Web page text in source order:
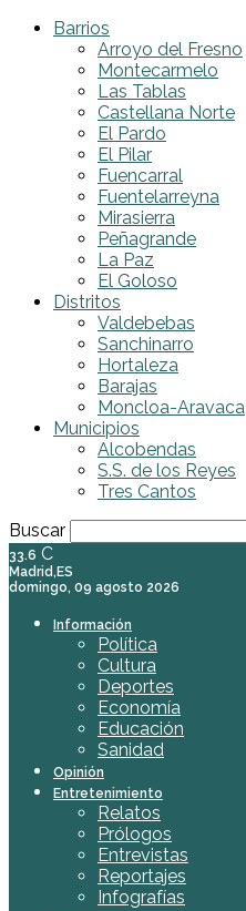
Barrios
Arroyo del Fresno
Montecarmelo
Las Tablas
Castellana Norte
El Pardo
El Pilar
Fuencarral
Fuentelarreyna
Mirasierra
Peñagrande
La Paz
El Goloso
Distritos
Valdebebas
Sanchinarro
Hortaleza
Barajas
Moncloa-Aravaca
Municipios
Alcobendas
S.S. de los Reyes
Tres Cantos
Buscar
33.6 C
Madrid,ES
domingo, 09 agosto 2026
Información
Política
Cultura
Deportes
Economía
Educación
Sanidad
Opinión
Entretenimiento
Relatos
Prólogos
Entrevistas
Reportajes
Infografías